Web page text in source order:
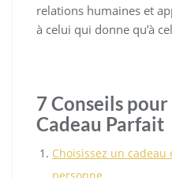
relations humaines et
à celui qui donne qu’à
7 Conseils
Cadeau Parfait
Choisissez un
personne.